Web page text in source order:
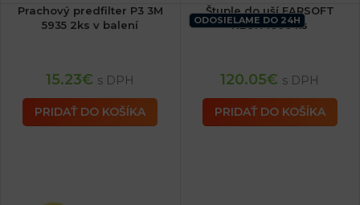
Prachový predfilter P3 3M
5935 2ks v balení
15.23€ s DPH
PRIDAŤ DO KOŠÍKA
Štuple do uší EARSOFT
NEON 1000 ks
120.05€ s DPH
PRIDAŤ DO KOŠÍKA
ODOSIELAME DO 24H